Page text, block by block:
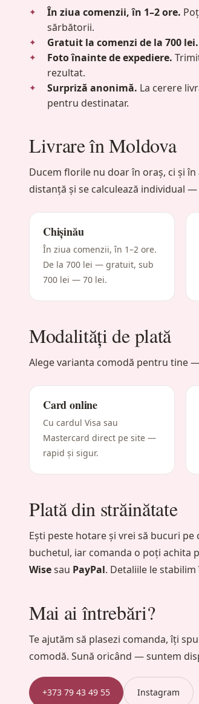
În ziua comenzii, în 1–2 ore.
sărbătorii.
Gratuit la comenzi de la 700 lei.
Foto înainte de expediere.
rezultat.
Surpriză anonimă. La cerere
pentru destinatar.
Livrare în Moldova
Ducem florile nu doar în oraș, ci și
distanță și se calculează individual
Chișinău
În ziua comenzii, în 1–2 ore.
De la 700 lei — gratuit, sub
700 lei — 70 lei.
Modalități de plată
Alege varianta comodă pentru tine
Card online
Cu cardul Visa sau
Mastercard direct pe site —
rapid și sigur.
Plată din străinătate
Ești peste hotare și vrei să bucuri
buchetul, iar comanda o poți
Wisesau PayPal. Detaliile le
Mai ai întrebări?
Te ajutăm să plasezi comanda, îți
comodă. Sună oricând — suntem
+373 79 43 49 55 Instagram